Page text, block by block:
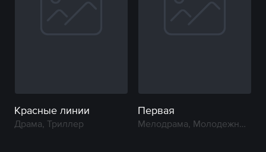
Красные линии
Драма, Триллер
Первая
Мелодрама, Молодежный, Драма